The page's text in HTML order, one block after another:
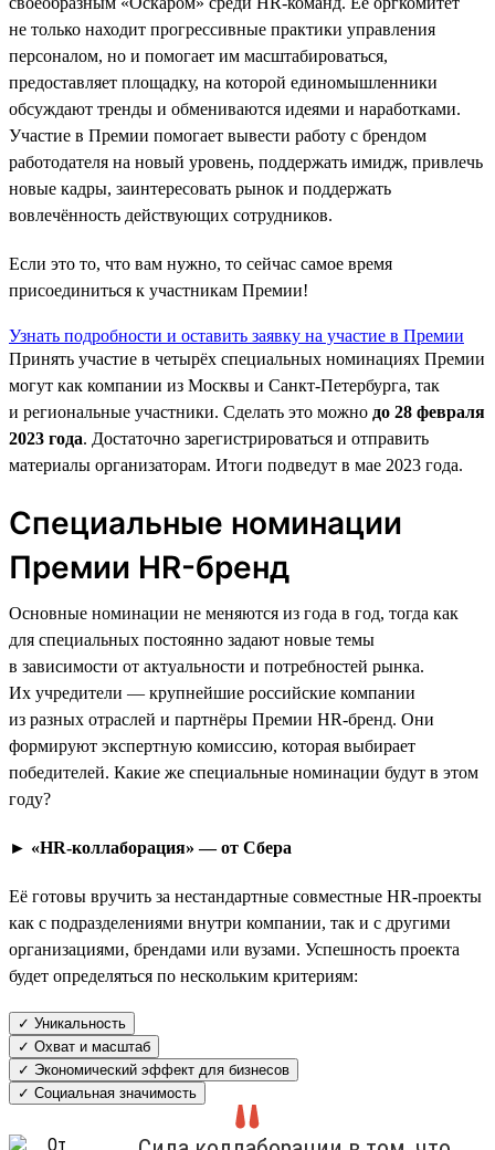
не только находит прогрессивные практики управления
персоналом, но и помогает им масштабироваться,
предоставляет площадку, на которой единомышленники
обсуждают тренды и обмениваются идеями и наработками.
Участие в Премии помогает вывести работу с брендом
работодателя на новый уровень, поддержать имидж, привлечь
новые кадры, заинтересовать рынок и поддержать
вовлечённость действующих сотрудников.
Если это то, что вам нужно, то сейчас самое время
присоединиться к участникам Премии!
Узнать подробности и оставить заявку на участие в Премии
Принять участие в четырёх специальных номинациях Премии
могут как компании из Москвы и Санкт-Петербурга, так
и региональные участники. Сделать это можно до 28 февраля
2023 года. Достаточно зарегистрироваться и отправить
материалы организаторам. Итоги подведут в мае 2023 года.
Специальные номинации
Премии HR-бренд
Основные номинации не меняются из года в год, тогда как
для специальных постоянно задают новые темы
в зависимости от актуальности и потребностей рынка.
Их учредители — крупнейшие российские компании
из разных отраслей и партнёры Премии HR-бренд. Они
формируют экспертную комиссию, которая выбирает
победителей. Какие же специальные номинации будут в этом
году?
► «HR-коллаборация» — от Сбера
Её готовы вручить за нестандартные совместные HR-проекты
как с подразделениями внутри компании, так и с другими
организациями, брендами или вузами. Успешность проекта
будет определяться по нескольким критериям:
✓ Уникальность
✓ Охват и масштаб
✓ Экономический эффект для бизнесов
✓ Социальная значимость